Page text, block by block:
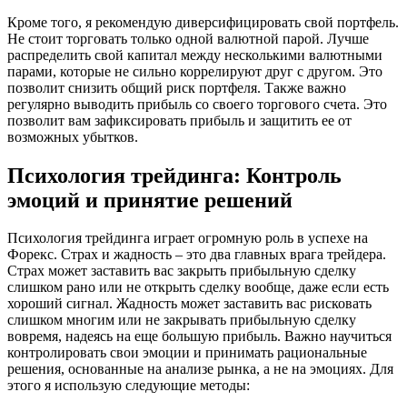
Кроме того, я рекомендую диверсифицировать свой портфель.
Не стоит торговать только одной валютной парой. Лучше
распределить свой капитал между несколькими валютными
парами, которые не сильно коррелируют друг с другом. Это
позволит снизить общий риск портфеля. Также важно
регулярно выводить прибыль со своего торгового счета. Это
позволит вам зафиксировать прибыль и защитить ее от
возможных убытков.
Психология трейдинга: Контроль
эмоций и принятие решений
Психология трейдинга играет огромную роль в успехе на
Форекс. Страх и жадность – это два главных врага трейдера.
Страх может заставить вас закрыть прибыльную сделку
слишком рано или не открыть сделку вообще, даже если есть
хороший сигнал. Жадность может заставить вас рисковать
слишком многим или не закрывать прибыльную сделку
вовремя, надеясь на еще большую прибыль. Важно научиться
контролировать свои эмоции и принимать рациональные
решения, основанные на анализе рынка, а не на эмоциях. Для
этого я использую следующие методы: